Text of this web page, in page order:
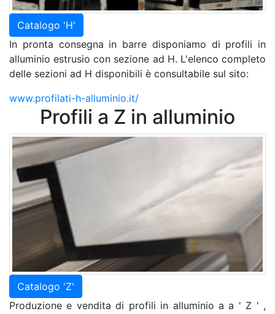
Catalogo 'H'
In pronta consegna in barre disponiamo di profili in
alluminio estrusio con sezione ad H. L'elenco completo
delle sezioni ad H disponibili è consultabile sul sito:
www.profilati-h-alluminio.it/
Profili a Z in alluminio
Catalogo 'Z'
Produzione e vendita di profili in alluminio a a ' Z ' ,